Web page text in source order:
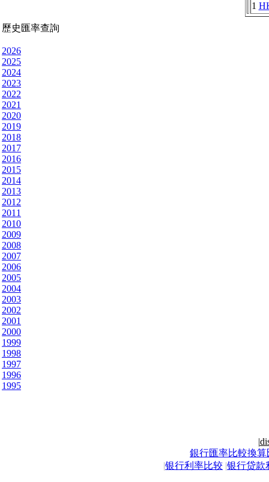
歷史匯率查詢
2026
2025
2024
2023
2022
2021
2020
2019
2018
2017
2016
2015
2014
2013
2012
2011
2010
2009
2008
2007
2006
2005
2004
2003
2002
2001
2000
1999
1998
1997
1996
1995
1
|
銀行匯率比較換算
|银行利率比较 |银行贷款